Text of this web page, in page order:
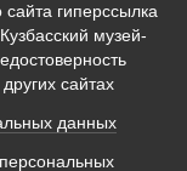
гиперссылка
музей-
сайтах
данных